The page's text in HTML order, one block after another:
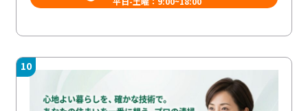
10